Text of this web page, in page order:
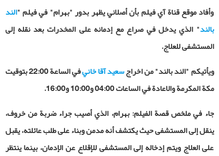
وأفاد موقع قناة آي فيلم بأن أصلاني يظهر بدور "بهرام" في فيلم "الند
بالند" الذي يدخل في صراع مع إدمانه على المخدرات بعد نقله إلى
المستشفى للعلاج.
ويأتيكم "الند بالند" من اخراجسعيد آقا خاني
في الساعة 22:00 بتوقيت
مكة المكرمة والاعادة في الساعات 04:00 و10:00 و16:00.
جاء في ملخص قصة الفيلم: بهرام، الذي أصيب جراء ضربة من خروف،
ينقل إلى المستشفى حيث يكتشف أنه مدمن وبناء على طلب عائلته، يقبل
على العلاج ويتم إدخاله إلى المستشفى للإقلاع عن الإدمان، بينما ينتظر